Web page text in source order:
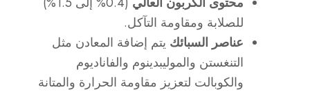
للصلابة ومقاومة التآكل.
عناصر السبائك يتم إضافة المعادن مثل
التنغستن والموليبدينوم والفاناديوم
والكوبالت لتعزيز مقاومة الحرارة والمتانة